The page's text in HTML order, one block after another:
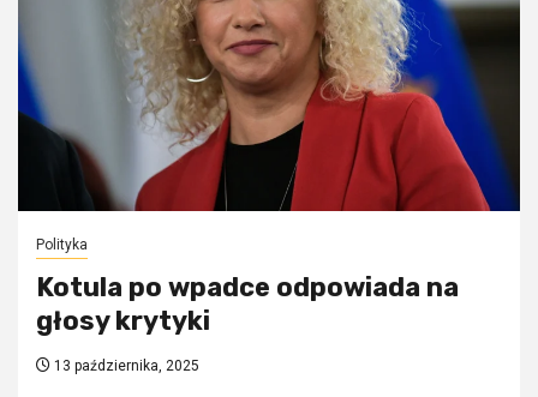
Polityka
Kotula po wpadce odpowiada na
głosy krytyki
13 października, 2025